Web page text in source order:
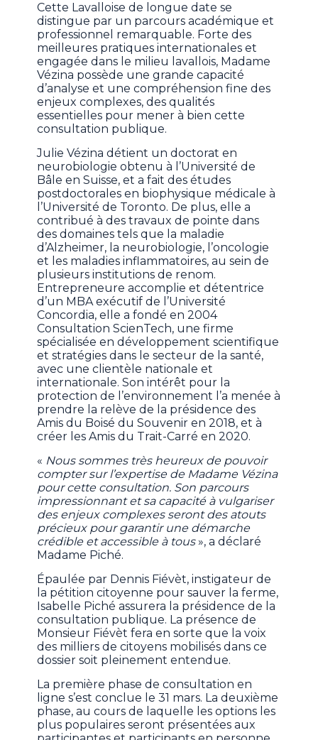
Cette Lavalloise de longue date se
distingue par un parcours académique et
professionnel remarquable. Forte des
meilleures pratiques internationales et
engagée dans le milieu lavallois, Madame
Vézina possède une grande capacité
d’analyse et une compréhension fine des
enjeux complexes, des qualités
essentielles pour mener à bien cette
consultation publique.
Julie Vézina détient un doctorat en
neurobiologie obtenu à l’Université de
Bâle en Suisse, et a fait des études
postdoctorales en biophysique médicale à
l’Université de Toronto. De plus, elle a
contribué à des travaux de pointe dans
des domaines tels que la maladie
d’Alzheimer, la neurobiologie, l’oncologie
et les maladies inflammatoires, au sein de
plusieurs institutions de renom.
Entrepreneure accomplie et détentrice
d’un MBA exécutif de l’Université
Concordia, elle a fondé en 2004
Consultation ScienTech, une firme
spécialisée en développement scientifique
et stratégies dans le secteur de la santé,
avec une clientèle nationale et
internationale. Son intérêt pour la
protection de l’environnement l’a menée à
prendre la relève de la présidence des
Amis du Boisé du Souvenir en 2018, et à
créer les Amis du Trait-Carré en 2020.
« Nous sommes très heureux de pouvoir
compter sur l’expertise de Madame Vézina
pour cette consultation. Son parcours
impressionnant et sa capacité à vulgariser
des enjeux complexes seront des atouts
précieux pour garantir une démarche
crédible et accessible à tous», a déclaré
Madame Piché.
Épaulée par Dennis Fiévèt, instigateur de
la pétition citoyenne pour sauver la ferme,
Isabelle Piché assurera la présidence de la
consultation publique. La présence de
Monsieur Fiévèt fera en sorte que la voix
des milliers de citoyens mobilisés dans ce
dossier soit pleinement entendue.
La première phase de consultation en
ligne s’est conclue le 31 mars. La deuxième
phase, au cours de laquelle les options les
plus populaires seront présentées aux